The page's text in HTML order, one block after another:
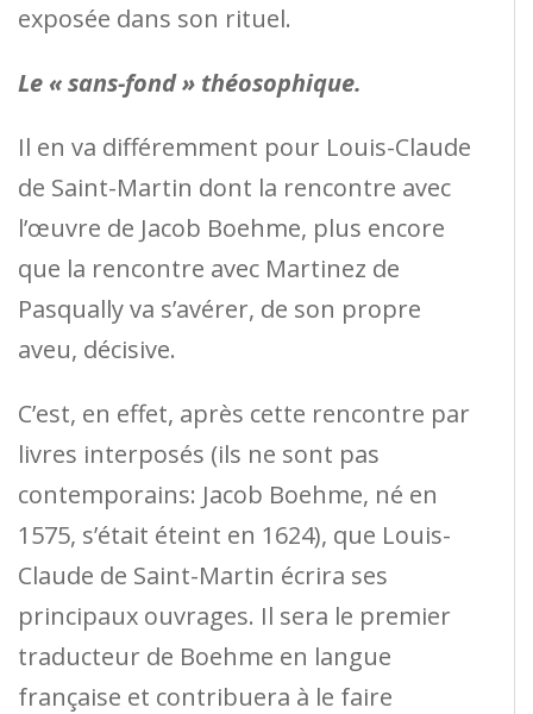
exposée dans son rituel.
Le « sans-fond » théosophique.
Il en va différemment pour Louis-Claude
de Saint-Martin dont la rencontre avec
l’œuvre de Jacob Boehme, plus encore
que la rencontre avec Martinez de
Pasqually va s’avérer, de son propre
aveu, décisive.
C’est, en effet, après cette rencontre par
livres interposés (ils ne sont pas
contemporains: Jacob Boehme, né en
1575, s’était éteint en 1624), que Louis-
Claude de Saint-Martin écrira ses
principaux ouvrages. Il sera le premier
traducteur de Boehme en langue
française et contribuera à le faire